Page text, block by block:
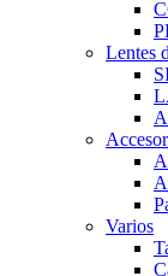
Lentes
Varios